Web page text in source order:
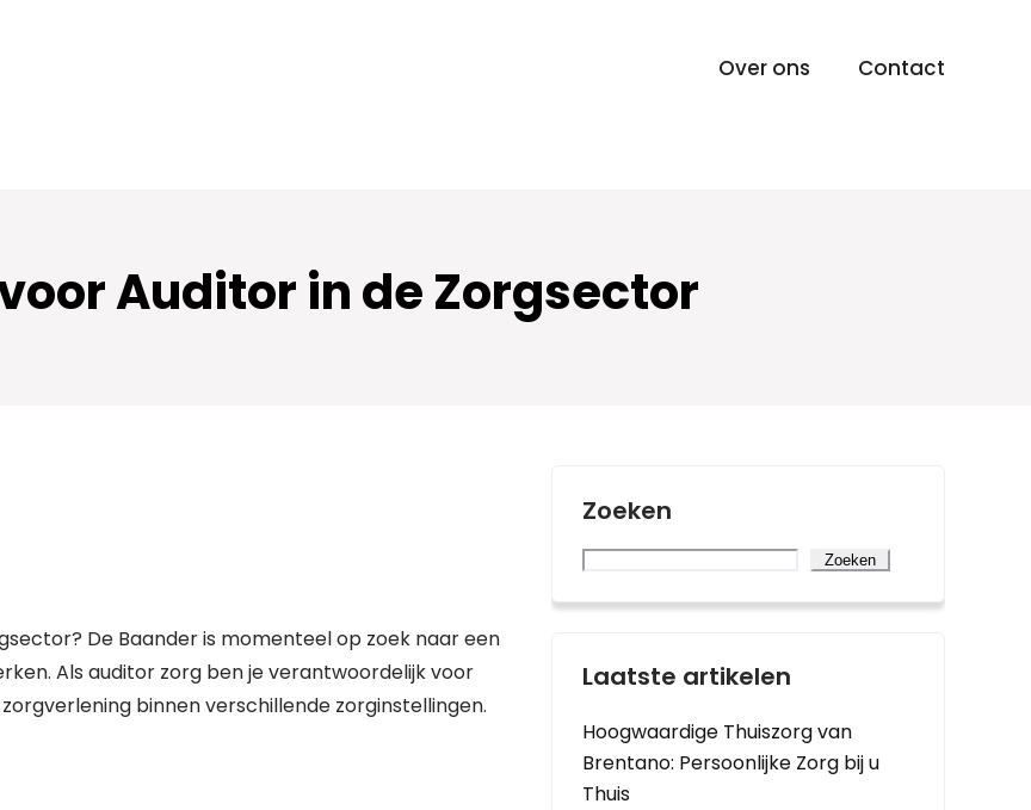
Over ons Contact
Auditor in de Zorgsector
De Baander is momenteel op zoek naar een
Als auditor zorg ben je verantwoordelijk voor
binnen verschillende zorginstellingen.
Zoeken
Zoeken
Laatste artikelen
Hoogwaardige Thuiszorg van
Brentano: Persoonlijke Zorg bij u
Thuis